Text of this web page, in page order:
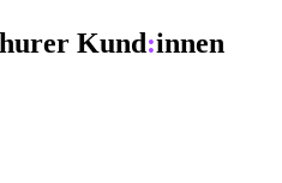
Kund:innen